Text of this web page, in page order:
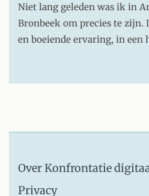
Niet lang geleden was ik in
Bronbeek om precies te zijn.
en boeiende ervaring, in een
Over Konfrontatie
Privacy